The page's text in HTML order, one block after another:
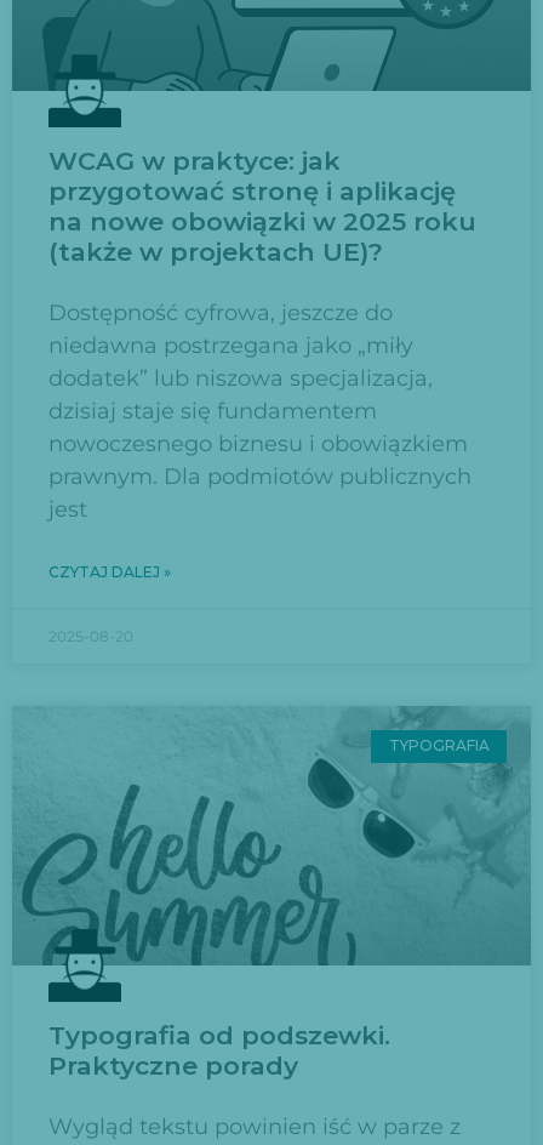
WCAG w praktyce: jak
przygotować stronę i aplikację
na nowe obowiązki w 2025 roku
(także w projektach UE)?
Dostępność cyfrowa, jeszcze do
niedawna postrzegana jako „miły
dodatek” lub niszowa specjalizacja,
dzisiaj staje się fundamentem
nowoczesnego biznesu i obowiązkiem
prawnym. Dla podmiotów publicznych
jest
CZYTAJ DALEJ »
2025-08-20
TYPOGRAFIA
Typografia od podszewki.
Praktyczne porady
Wygląd tekstu powinien iść w parze z